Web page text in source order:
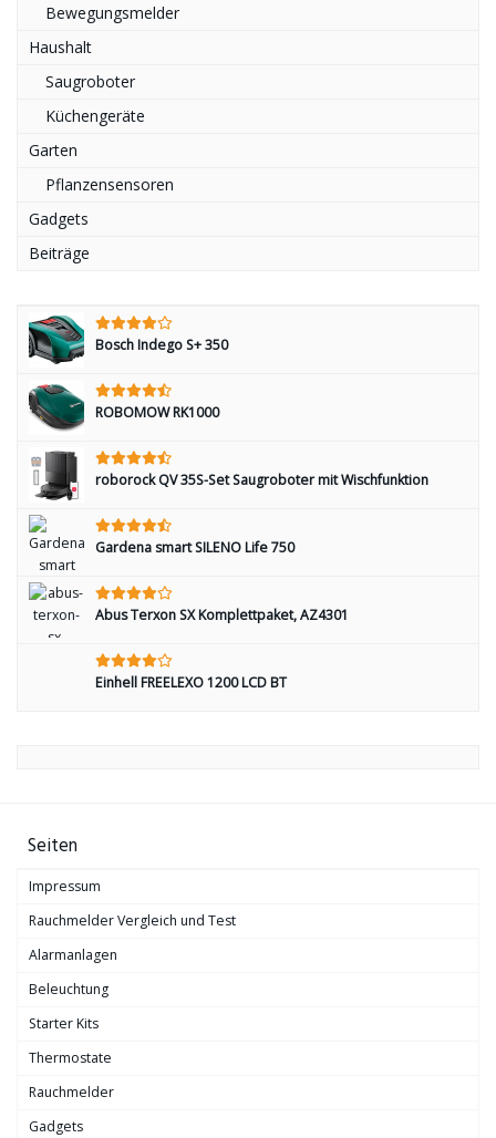
Bewegungsmelder
Haushalt
Saugroboter
Küchengeräte
Garten
Pflanzensensoren
Gadgets
Beiträge
Bosch Indego S+ 350
ROBOMOW RK1000
roborock QV 35S-Set Saugroboter mit Wischfunktion
Gardena smart SILENO Life 750
Abus Terxon SX Komplettpaket, AZ4301
Einhell FREELEXO 1200 LCD BT
Seiten
Impressum
Rauchmelder Vergleich und Test
Alarmanlagen
Beleuchtung
Starter Kits
Thermostate
Rauchmelder
Gadgets